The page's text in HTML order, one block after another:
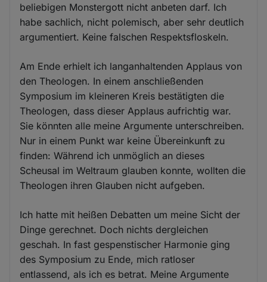
beliebigen Monstergott nicht anbeten darf. Ich
habe sachlich, nicht polemisch, aber sehr deutlich
argumentiert. Keine falschen Respektsfloskeln.
Am Ende erhielt ich langanhaltenden Applaus von
den Theologen. In einem anschließenden
Symposium im kleineren Kreis bestätigten die
Theologen, dass dieser Applaus aufrichtig war.
Sie könnten alle meine Argumente unterschreiben.
Nur in einem Punkt war keine Übereinkunft zu
finden: Während ich unmöglich an dieses
Scheusal im Weltraum glauben konnte, wollten die
Theologen ihren Glauben nicht aufgeben.
Ich hatte mit heißen Debatten um meine Sicht der
Dinge gerechnet. Doch nichts dergleichen
geschah. In fast gespenstischer Harmonie ging
des Symposium zu Ende, mich ratloser
entlassend, als ich es betrat. Meine Argumente